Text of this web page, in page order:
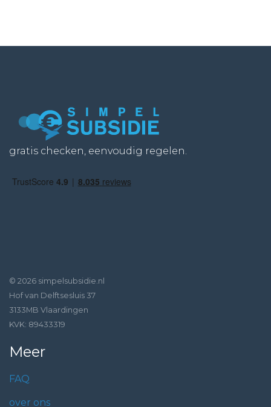
gratis checken, eenvoudig regelen.
© 2026 simpelsubsidie.nl
Hof van Delftsesluis 37
3133MB Vlaardingen
KVK: 89433319
Meer
FAQ
over ons